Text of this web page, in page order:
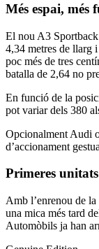
Més espai, més
El nou A3
4,34 metres de llarg
poc més de tres
batalla de 2,64 no
En funció de la
pot variar dels 380
Opcionalment Audi
d’accionament
Primeres
Amb l’enrenou de
una mica més tard
Automòbils ja han